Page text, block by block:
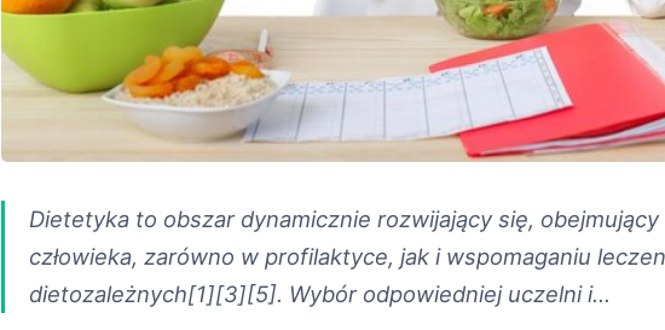
Dietetyka to obszar dynamicznie rozwijający się,
człowieka, zarówno w profilaktyce, jak i wspomaganiu
dietozależnych[1][3][5]. Wybór odpowiedniej uczelni i...